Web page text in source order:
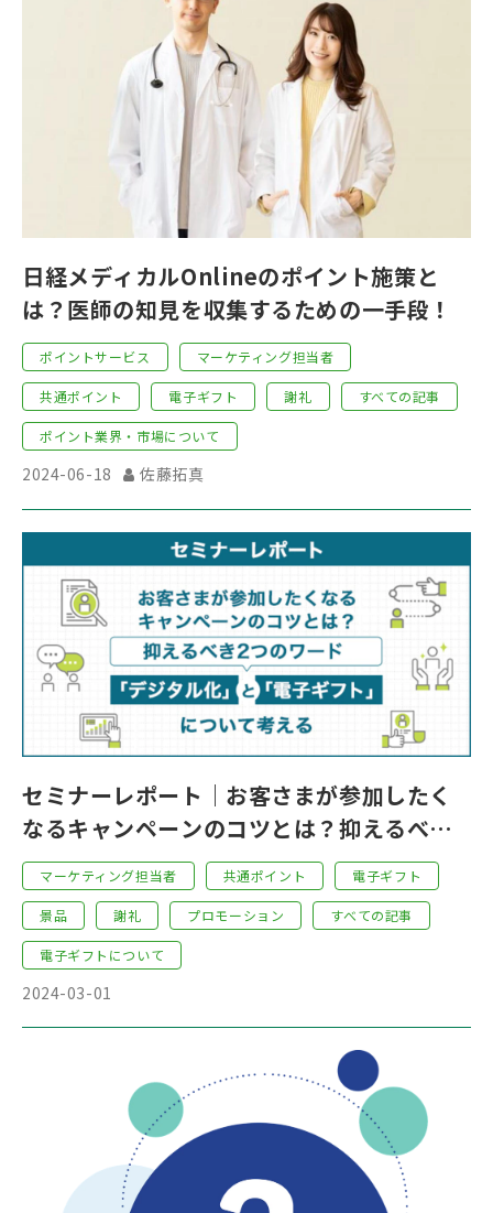
日経メディカルOnlineのポイント施策と
は？医師の知見を収集するための一手段！
ポイントサービス マーケティング担当者
共通ポイント 電子ギフト 謝礼 すべての記事
ポイント業界・市場について
2024-06-18 佐藤拓真
セミナーレポート｜お客さまが参加したく
なるキャンペーンのコツとは？抑えるべき2
つのワード「デジタル化」と「電子ギフ
ト」について考える
マーケティング担当者 共通ポイント 電子ギフト
景品 謝礼 プロモーション すべての記事
電子ギフトについて
2024-03-01